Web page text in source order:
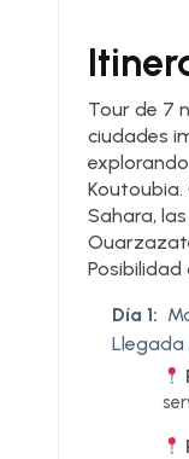
Tour de 7
ciudades
Sahara,
Posibilidad
Día 1:
Llegada